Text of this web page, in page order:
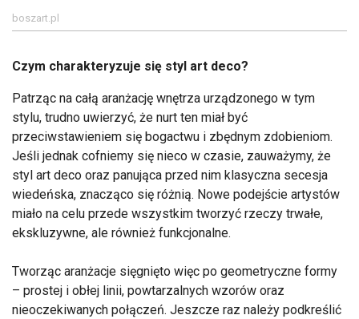
boszart.pl
Czym charakteryzuje się styl art deco?
Patrząc na całą aranżację wnętrza urządzonego w tym
stylu, trudno uwierzyć, że nurt ten miał być
przeciwstawieniem się bogactwu i zbędnym zdobieniom.
Jeśli jednak cofniemy się nieco w czasie, zauważymy, że
styl art deco oraz panująca przed nim klasyczna secesja
wiedeńska, znacząco się różnią. Nowe podejście artystów
miało na celu przede wszystkim tworzyć rzeczy trwałe,
ekskluzywne, ale również funkcjonalne.
Tworząc aranżacje sięgnięto więc po geometryczne formy
– prostej i obłej linii, powtarzalnych wzorów oraz
nieoczekiwanych połączeń. Jeszcze raz należy podkreślić